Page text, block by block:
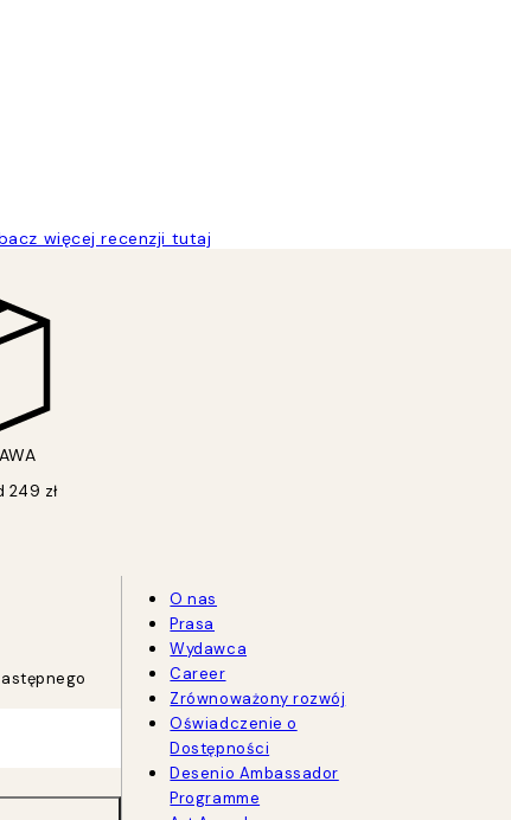
więcej recenzji tutaj
249 zł
O nas
Prasa
Wydawca
Career
Zrównoważony rozwój
Oświadczenie o
Dostępności
Desenio Ambassador
Programme